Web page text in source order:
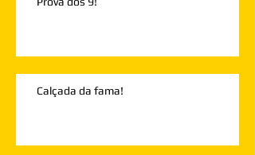
Calçada da fama!